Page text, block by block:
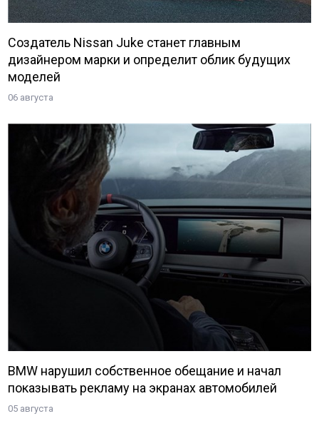
Создатель Nissan Juke станет главным
дизайнером марки и определит облик будущих
моделей
06 августа
BMW нарушил собственное обещание и начал
показывать рекламу на экранах автомобилей
05 августа